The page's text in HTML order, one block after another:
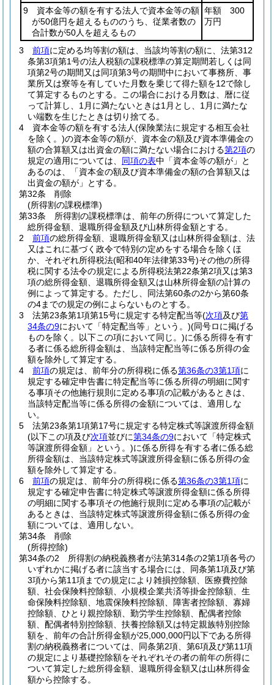
9 資本金等の額を有する法人で資本金等の額
が50億円を超えるもののうち、従業者数の
合計数が50人を超えるもの
年額 300
万円
3 前項に定める均等割の額は、当該均等割の額に、法第312
条第3項第1号の法人税額の課税標準の算定期間若しくは同
項第2号の期間又は同項第3号の期間中において事務所、事
業所又は寮等を有していた月数を乗じて得た額を12で除し
て算定するものとする。
この場合における月数は、暦に従
って計算し、1月に満たないときは1月とし、1月に満たな
い端数を生じたときは切り捨てる。
4
資本金等の額を有する法人(保険業法に規定する相互会社
を除く。)の資本金等の額が、資本金の額及び資本準備金の
額の合算額又は出資金の額に満たない場合における第2項の
規定の適用については、 同項の表中「資本金等の額が」と
あるのは、「資本金の額及び資本準備金の額の合算額又は
出資金の額が」とする。
第32条
削除
(所得割の課税標準)
第33条
所得割の課税標準は、前年の所得について算定した
総所得金額、退職所得金額及び山林所得金額とする。
2
前項の総所得金額、退職所得金額又は山林所得金額は、法
又はこれに基づく政令で特別の定めをする場合を除くほ
か、それぞれ所得税法(昭和40年法律第33号)その他の所得
税に関する法令の規定による所得税法第22条第2項又は第3
項の総所得金額、退職所得金額又は山林所得金額の計算の
例によって算定する。 ただし、同法第60条の2から第60条
の4までの規定の例によらないものとする。
3
法第23条第1項第15号に規定する特定配当等(次項及び第
34条の9において「特定配当等」という。)(同号ロに掲げる
ものを除く。以下この項において同じ。)に係る所得を有す
る者に係る総所得金額は、当該特定配当等に係る所得の金
額を除外して算定する。
4
前項の規定は、前年分の所得税に係る第36条の3第1項に
規定する確定申告書に特定配当等に係る所得の明細に関す
る事項その他施行規則に定める事項の記載があるときは、
当該特定配当等に係る所得の金額については、適用しな
い。
5
法第23条第1項第17号に規定する特定株式等譲渡所得金額
(以下この項及び次項並びに第34条の9において「特定株式
等譲渡所得金額」という。)に係る所得を有する者に係る総
所得金額は、当該特定株式等譲渡所得金額に係る所得の金
額を除外して算定する。
6
前項の規定は、前年分の所得税に係る第36条の3第1項に
規定する確定申告書に特定株式等譲渡所得金額に係る所得
の明細に関する事項その他施行規則に定める事項の記載が
あるときは、当該特定株式等譲渡所得金額に係る所得の金
額については、適用しない。
第34条
削除
(所得控除)
第34条の2
所得割の納税義務者が法第314条の2第1項各号の
いずれかに掲げる者に該当する場合には、同条第1項及び第
3項から第11項までの規定により雑損控除額、医療費控除
額、社会保険料控除額、小規模企業共済等掛金控除額、生
命保険料控除額、地震保険料控除額、障害者控除額、寡婦
控除額、ひとり親控除額、勤労学生控除額、配偶者控除
額、配偶者特別控除額、扶養控除額又は特定親族特別控除
額を、前年の合計所得金額が25,000,000円以下である所得
割の納税義務者については、同条第2項、第6項及び第11項
の規定により基礎控除額をそれぞれその者の前年の所得に
ついて算定した総所得金額、退職所得金額又は山林所得金
額から控除する。